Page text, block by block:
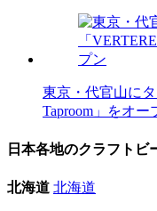
東京・代官山に
Taproom」をオー
日本各地のクラフトビ
北海道 北海道